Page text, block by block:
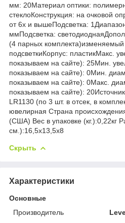
мм: 20Материал оптики:
стеклоКонструкция: на очковой
от 6х и вышеПодсветка:
ммПодсветка:
(4 парных комплекта)изменяемый
подсветкиКорпус: пластикМакс.
показываем на сайте): 25Мин.
показываем на сайте): 0Мин.
показываем на сайте): 0Макс.
показываем на сайте):
LR1130 (по 3 шт. в отсек, в
ювелирная Страна
(США) Вес в упаковке (кг.):0,22кг
см.):16,5x13,5x8
Скрыть
Характеристики
Основные
Производитель